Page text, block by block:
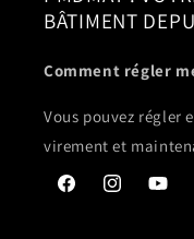
BÂTIMENT
Comment régler
Vous pouvez régler
virement et
FacebookInstagram